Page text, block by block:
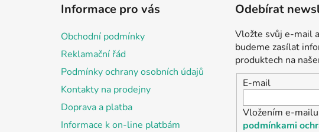
Informace pro vás
Obchodní podmínky
Reklamační řád
Podmínky ochrany osobních údajů
Kontakty na prodejny
Doprava a platba
Informace k on-line platbám
Odebírat
Vložte svůj e-mail
budeme zasílat
produktech na
E-mail
Vložením e-
podmínkami